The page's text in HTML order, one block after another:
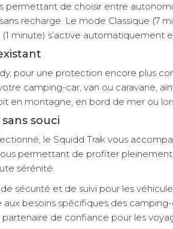
de choisir entre
recharge. Le mode Classique (7
minute) s’active
pour une protection encore plus
camping-car, van ou caravane,
en montagne, en bord de mer ou
souci
le Squidd Trak vous
permettant de profiter
sérénité.
sécurité et de suivi pour les
besoins spécifiques des
de confiance pour les